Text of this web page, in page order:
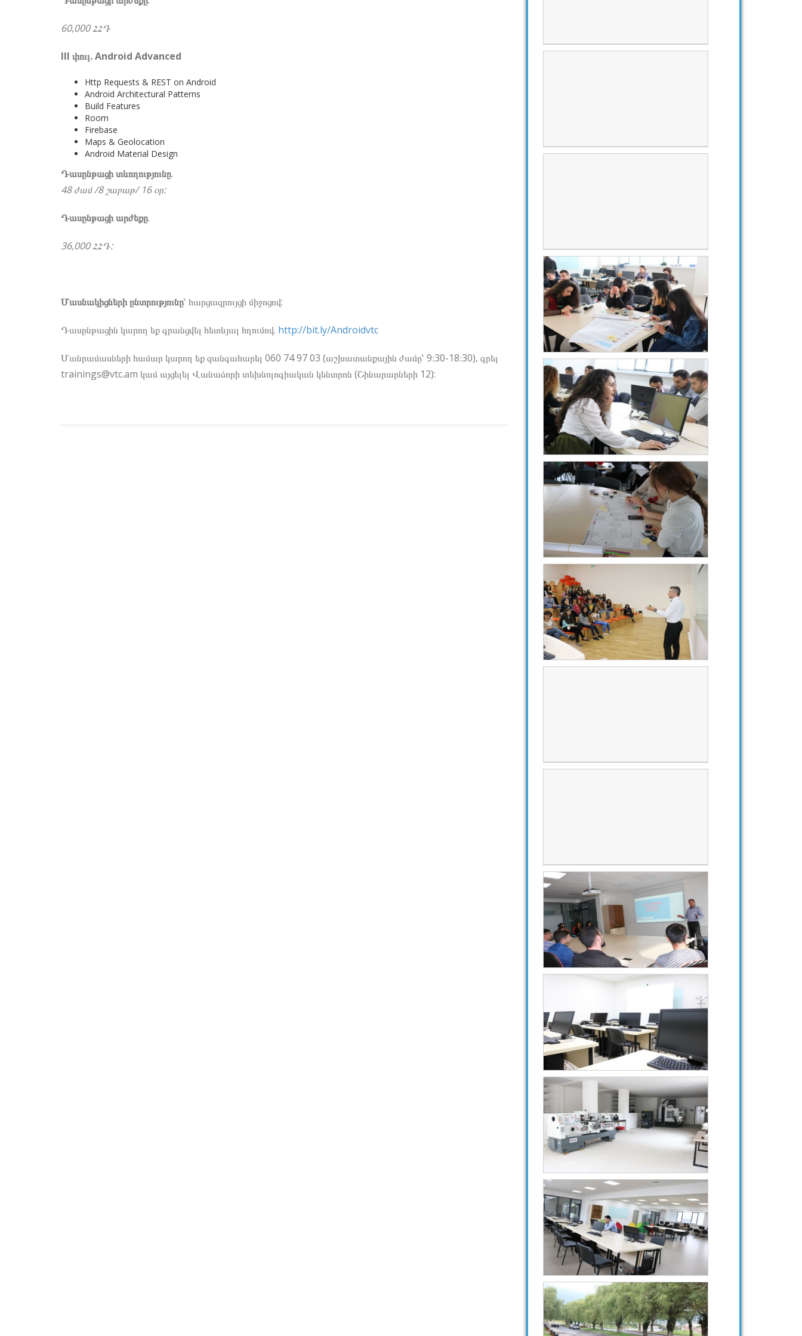
60,000 ՀՀԴ
III փուլ. Android Advanced
Http Requests & REST on Android
Android Architectural Patterns
Build Features
Room
Firebase
Maps & Geolocation
Android Material Design
Դասընթացի տևողությունը.
48 ժամ /8 շաբաթ/ 16 օր:
Դասընթացի արժեքը.
36,000 ՀՀԴ:
Մասնակիցների ընտրությունը՝ հարցազրույցի միջոցով:
Դասընթացին կարող եք գրանցվել հետևյալ հղումով. http://bit.ly/Androidvtc
Մանրամասների համար կարող եք զանգահարել 060 74 97 03 (աշխատանքային ժամը՝ 9։30-18։30), գրել
trainings@vtc.am կամ այցելել Վանաձորի տեխնոլոգիական կենտրոն (Շինարարների 12):